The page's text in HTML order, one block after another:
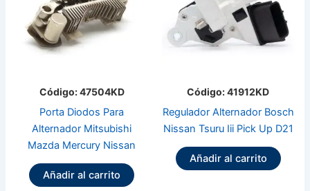
Código: 47504KD
Porta Diodos Para
Alternador Mitsubishi
Mazda Mercury Nissan
Añadir al carrito
Código: 41912KD
Regulador Alternador Bosch
Nissan Tsuru Iii Pick Up D21
Añadir al carrito